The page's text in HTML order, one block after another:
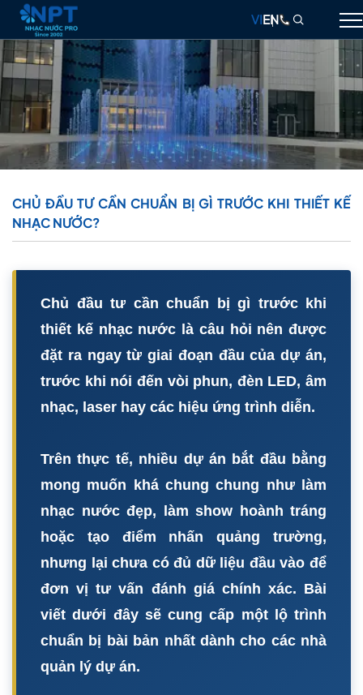
GIỚI THIỆU
NHẠC NƯỚC
ĐÀI PHUN NƯỚC
DỰ ÁN
VIEN
CHỦ ĐẦU TƯ CẦN CHUẨN BỊ GÌ TRƯỚC KHI THIẾT KẾ
NHẠC NƯỚC?
Chủ đầu tư cần chuẩn bị gì trước khi
thiết kế nhạc nước là câu hỏi nên được
đặt ra ngay từ giai đoạn đầu của dự án,
trước khi nói đến vòi phun, đèn LED, âm
nhạc, laser hay các hiệu ứng trình diễn.
Trên thực tế, nhiều dự án bắt đầu bằng
mong muốn khá chung chung như làm
nhạc nước đẹp, làm show hoành tráng
hoặc tạo điểm nhấn quảng trường,
nhưng lại chưa có đủ dữ liệu đầu vào để
đơn vị tư vấn đánh giá chính xác. Bài
viết dưới đây sẽ cung cấp một lộ trình
chuẩn bị bài bản nhất dành cho các nhà
quản lý dự án.